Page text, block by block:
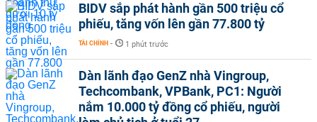
BIDV sắp phát hành gần 500 triệu cổ
phiếu, tăng vốn lên gần 77.800 tỷ
TÀI CHÍNH - 1 phút trước
Dàn lãnh đạo GenZ nhà Vingroup,
Techcombank, VPBank, PC1: Người
nắm 10.000 tỷ đồng cổ phiếu, người